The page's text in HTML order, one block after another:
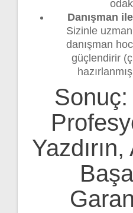
Danışman
Sizinle
danışman
güçlendirir
Sonuç: